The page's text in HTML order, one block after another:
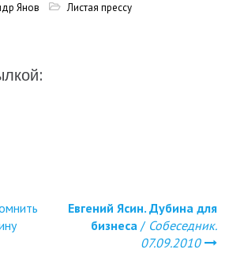
Янов Листая прессу
Евгений Ясин. Дубина для
бизнеса / Собеседник.
07.09.2010